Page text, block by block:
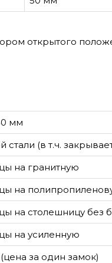
открытого
мм
(в т.ч.
на гранитную
на
на столешницу без
на усиленную
за один замок)